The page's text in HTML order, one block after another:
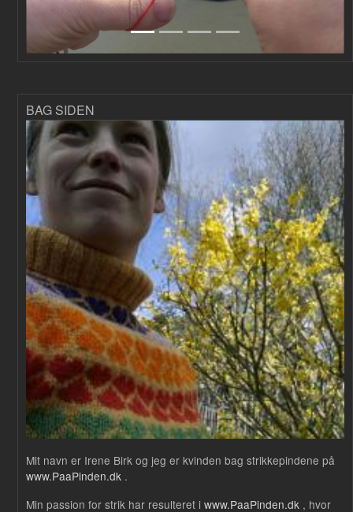
BAG SIDEN
Mit navn er Irene Birk og jeg er kvinden bag strikkepindene på
www.PaaPinden.dk .
Min passion for strik har resulteret i www.PaaPinden.dk , hvor